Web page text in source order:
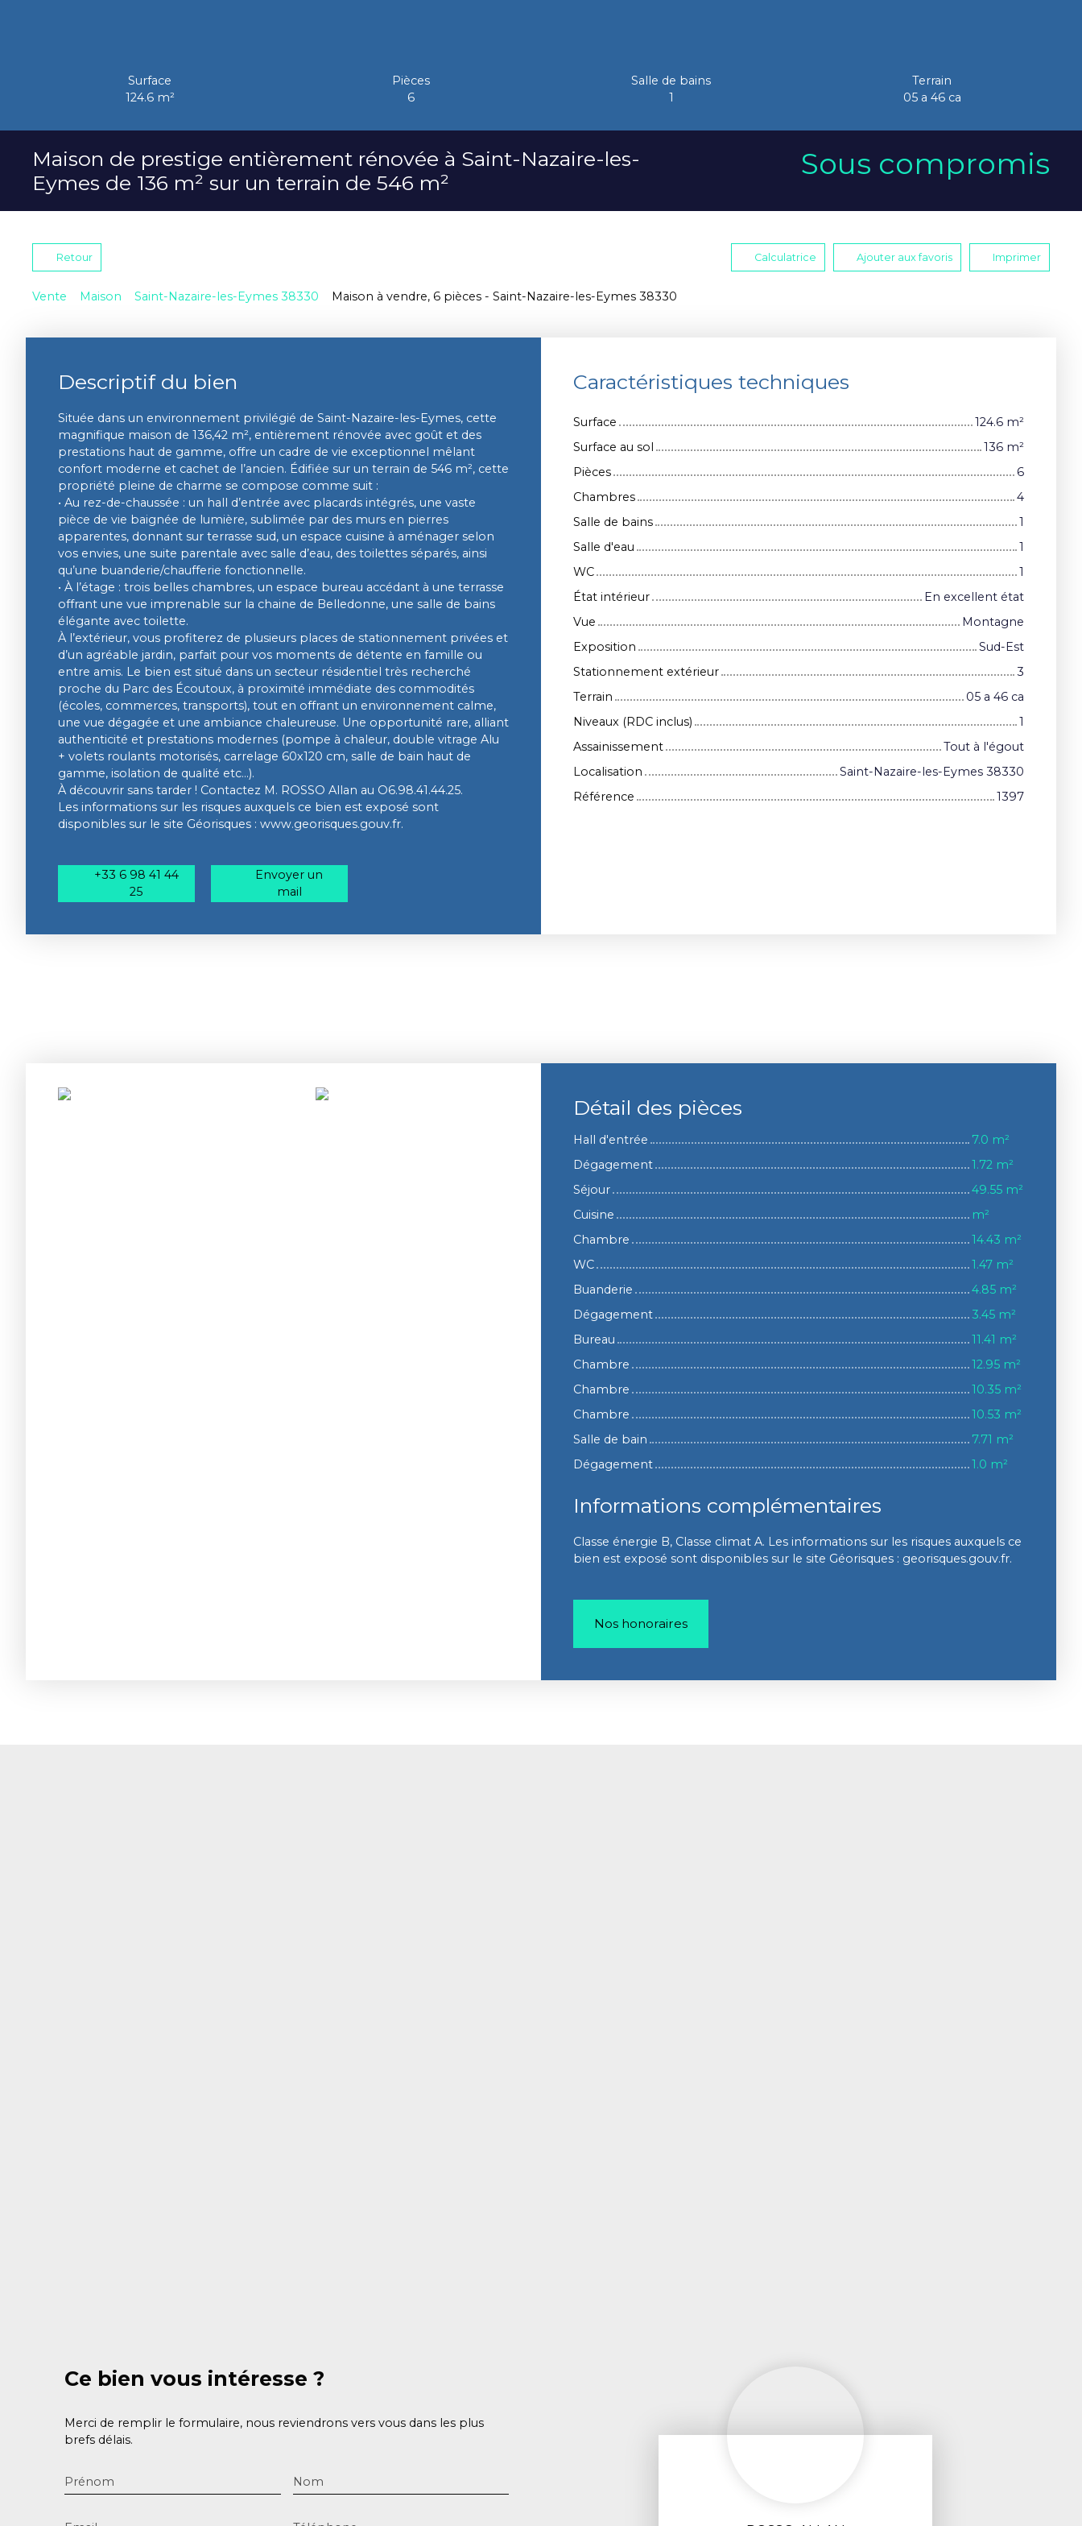
Surface
124.6 m²
Pièces
6
Salle de bains
1
Terrain
05 a 46 ca
Maison de prestige entièrement rénovée à Saint-Nazaire-les-
Eymes de 136 m² sur un terrain de 546 m²
Sous compromis
Retour Calculatrice Ajouter aux favoris Imprimer
Vente Maison Saint-Nazaire-les-Eymes 38330 Maison à vendre, 6 pièces - Saint-Nazaire-les-Eymes 38330
Descriptif du bien
Située dans un environnement privilégié de Saint-Nazaire-les-Eymes, cette
magnifique maison de 136,42 m², entièrement rénovée avec goût et des
prestations haut de gamme, offre un cadre de vie exceptionnel mêlant
confort moderne et cachet de l’ancien. Édifiée sur un terrain de 546 m², cette
propriété pleine de charme se compose comme suit :
• Au rez-de-chaussée : un hall d’entrée avec placards intégrés, une vaste
pièce de vie baignée de lumière, sublimée par des murs en pierres
apparentes, donnant sur terrasse sud, un espace cuisine à aménager selon
vos envies, une suite parentale avec salle d’eau, des toilettes séparés, ainsi
qu’une buanderie/chaufferie fonctionnelle.
• À l’étage : trois belles chambres, un espace bureau accédant à une terrasse
offrant une vue imprenable sur la chaine de Belledonne, une salle de bains
élégante avec toilette.
À l’extérieur, vous profiterez de plusieurs places de stationnement privées et
d’un agréable jardin, parfait pour vos moments de détente en famille ou
entre amis. Le bien est situé dans un secteur résidentiel très recherché
proche du Parc des Écoutoux, à proximité immédiate des commodités
(écoles, commerces, transports), tout en offrant un environnement calme,
une vue dégagée et une ambiance chaleureuse. Une opportunité rare, alliant
authenticité et prestations modernes (pompe à chaleur, double vitrage Alu
+ volets roulants motorisés, carrelage 60x120 cm, salle de bain haut de
gamme, isolation de qualité etc...).
À découvrir sans tarder ! Contactez M. ROSSO Allan au O6.98.41.44.25.
Les informations sur les risques auxquels ce bien est exposé sont
disponibles sur le site Géorisques : www.georisques.gouv.fr.
+33 6 98 41 44
25
Envoyer un
mail
Caractéristiques techniques
Surface 124.6 m²
Surface au sol
136 m²
Pièces
6
Chambres
4
Salle de bains
1
Salle d'eau
1
WC
1
État intérieur
En excellent état
Vue
Montagne
Exposition
Sud-Est
Stationnement extérieur
3
Terrain
05 a 46 ca
Niveaux (RDC inclus)
1
Assainissement
Tout à l'égout
Localisation
Saint-Nazaire-les-Eymes 38330
Référence
1397
Détail des pièces
Hall d'entrée
7.0 m²
Dégagement
1.72 m²
Séjour
49.55 m²
Cuisine
m²
Chambre
14.43 m²
WC
1.47 m²
Buanderie
4.85 m²
Dégagement
3.45 m²
Bureau
11.41 m²
Chambre
12.95 m²
Chambre
10.35 m²
Chambre
10.53 m²
Salle de bain
7.71 m²
Dégagement
1.0 m²
Informations complémentaires
Classe énergie B, Classe climat A. Les informations sur les risques auxquels ce
bien est exposé sont disponibles sur le site Géorisques : georisques.gouv.fr.
Nos honoraires
Ce bien vous intéresse ?
Merci de remplir le formulaire, nous reviendrons vers vous dans les plus
brefs délais.
Prénom Nom